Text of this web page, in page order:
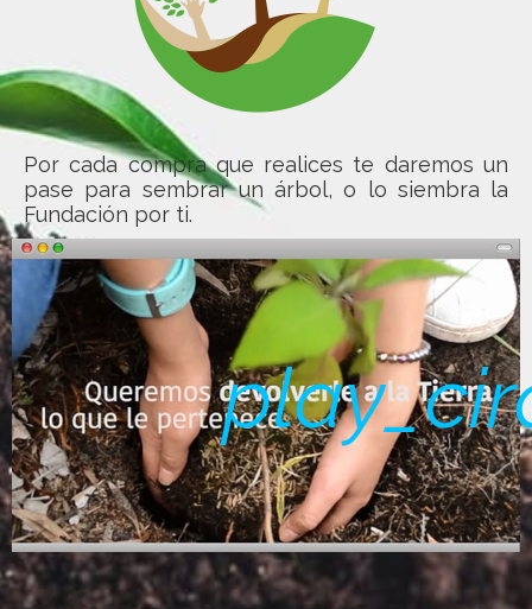
Por cada compra que realices te daremos un
pase para sembrar un árbol, o lo siembra la
Fundación por ti.